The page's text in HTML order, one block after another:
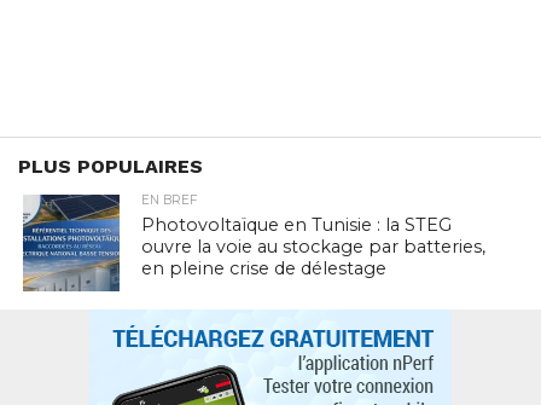
PLUS POPULAIRES
EN BREF
Photovoltaïque en Tunisie : la STEG
ouvre la voie au stockage par batteries,
en pleine crise de délestage